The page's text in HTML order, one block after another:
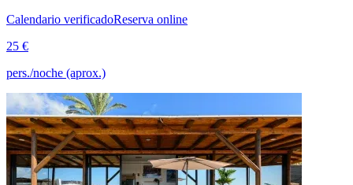
Calendario verificadoReserva online
25 €
pers./noche (aprox.)